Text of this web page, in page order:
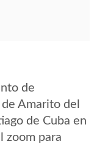
de
Amarito del
de Cuba en
zoom para